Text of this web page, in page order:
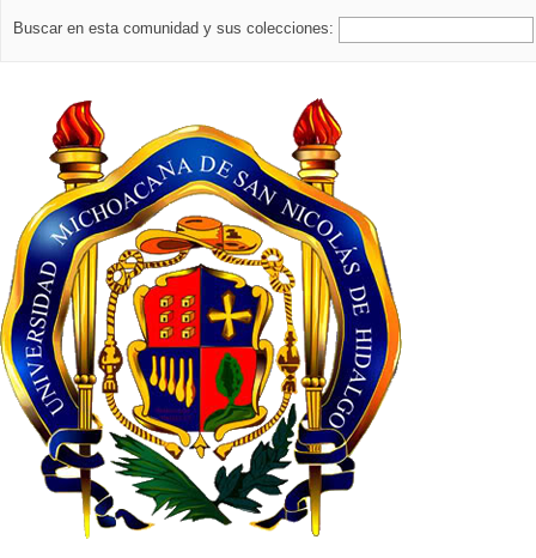
Buscar en esta comunidad y sus colecciones: